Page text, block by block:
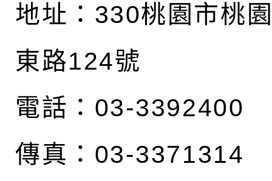
地址： 330桃園市桃
東路124號
電話：03-3392400
傳真：03-3371314